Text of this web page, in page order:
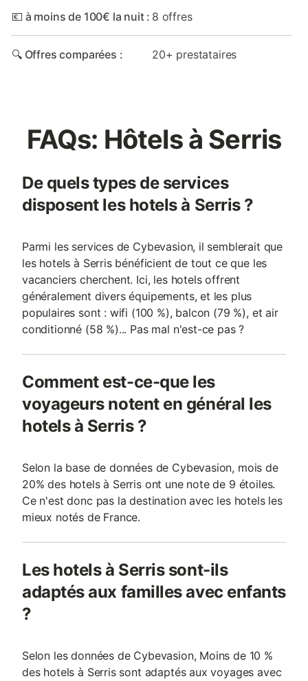
💶 à moins de 100€ la nuit : 8 offres
🔍 Offres comparées : 20+ prestataires
FAQs: Hôtels à Serris
De quels types de services
disposent les hotels à Serris ?
Parmi les services de Cybevasion, il semblerait que
les hotels à Serris bénéficient de tout ce que les
vacanciers cherchent. Ici, les hotels offrent
généralement divers équipements, et les plus
populaires sont : wifi (100 %), balcon (79 %), et air
conditionné (58 %)... Pas mal n'est-ce pas ?
Comment est-ce-que les
voyageurs notent en général les
hotels à Serris ?
Selon la base de données de Cybevasion, mois de
20% des hotels à Serris ont une note de 9 étoiles.
Ce n'est donc pas la destination avec les hotels les
mieux notés de France.
Les hotels à Serris sont-ils
adaptés aux familles avec enfants
?
Selon les données de Cybevasion, Moins de 10 %
des hotels à Serris sont adaptés aux voyages avec